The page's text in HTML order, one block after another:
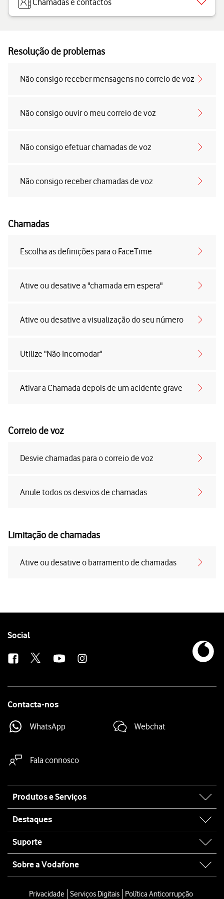
Chamadas e contactos
Resolução de problemas
Não consigo receber mensagens no correio de voz
Não consigo ouvir o meu correio de voz
Não consigo efetuar chamadas de voz
Não consigo receber chamadas de voz
Chamadas
Escolha as definições para o FaceTime
Ative ou desative a "chamada em espera"
Ative ou desative a visualização do seu número
Utilize "Não Incomodar"
Ativar a Chamada depois de um acidente grave
Correio de voz
Desvie chamadas para o correio de voz
Anule todos os desvios de chamadas
Limitação de chamadas
Ative ou desative o barramento de chamadas
Follow
Social
Contacta-nos
WhatsApp Webchat
Fala connosco
map
Produtos e Serviços
Destaques
Suporte
Sobre a Vodafone
Privacidade Serviços Digitais Política Anticorrupção